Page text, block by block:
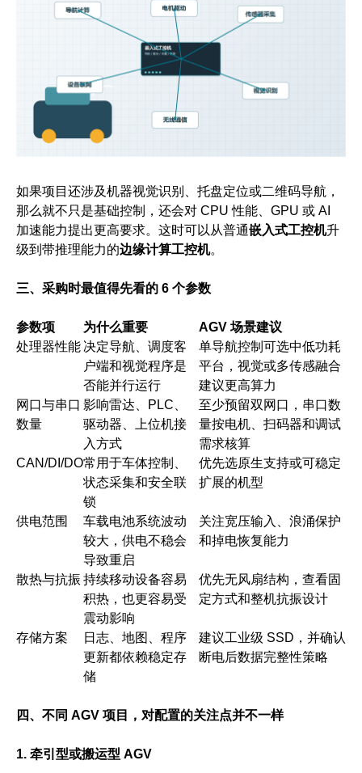
如果项目还涉及机器视觉识别、托盘定位或二维码导航，
那么就不只是基础控制，还会对 CPU 性能、GPU 或 AI
加速能力提出更高要求。这时可以从普通嵌入式工控机升
级到带推理能力的边缘计算工控机。
三、采购时最值得先看的 6 个参数
参数项 为什么重要
AGV 场景建议
处理器性能 决定导航、调度客
户端和视觉程序是
否能并行运行
单导航控制可选中低功耗
平台，视觉或多传感融合
建议更高算力
网口与串口
数量
影响雷达、PLC、
驱动器、上位机接
入方式
至少预留双网口，串口数
量按电机、扫码器和调试
需求核算
CAN/DI/DO常用于车体控制、
状态采集和安全联
锁
优先选原生支持或可稳定
扩展的机型
供电范围
车载电池系统波动
较大，供电不稳会
导致重启
关注宽压输入、浪涌保护
和掉电恢复能力
散热与抗振 持续移动设备容易
积热，也更容易受
震动影响
优先无风扇结构，查看固
定方式和整机抗振设计
存储方案
日志、地图、程序
更新都依赖稳定存
储
建议工业级 SSD，并确认
断电后数据完整性策略
四、不同 AGV 项目，对配置的关注点并不一样
1. 牵引型或搬运型 AGV